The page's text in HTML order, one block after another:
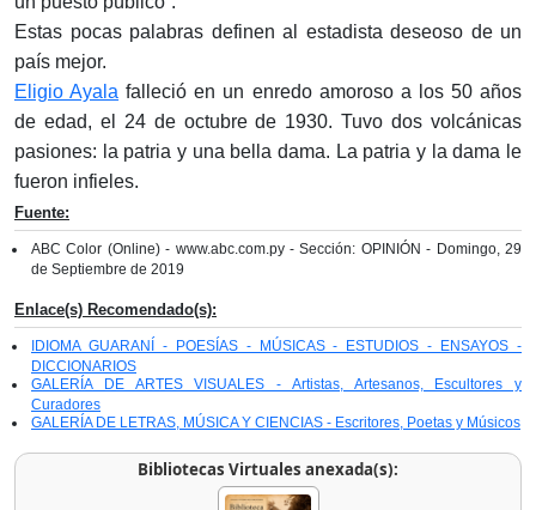
Estas pocas palabras definen al estadista deseoso de un
país mejor.
Eligio Ayala falleció en un enredo amoroso a los 50 años
de edad, el 24 de octubre de 1930. Tuvo dos volcánicas
pasiones: la patria y una bella dama. La patria y la dama le
fueron infieles.
Fuente:
ABC Color (Online) - www.abc.com.py - Sección: OPINIÓN - Domingo, 29
de Septiembre de 2019
Enlace(s) Recomendado(s):
IDIOMA GUARANÍ - POESÍAS - MÚSICAS - ESTUDIOS - ENSAYOS -
DICCIONARIOS
GALERÍA DE ARTES VISUALES - Artistas, Artesanos, Escultores y
Curadores
GALERÍA DE LETRAS, MÚSICA Y CIENCIAS - Escritores, Poetas y Músicos
Bibliotecas Virtuales anexada(s):